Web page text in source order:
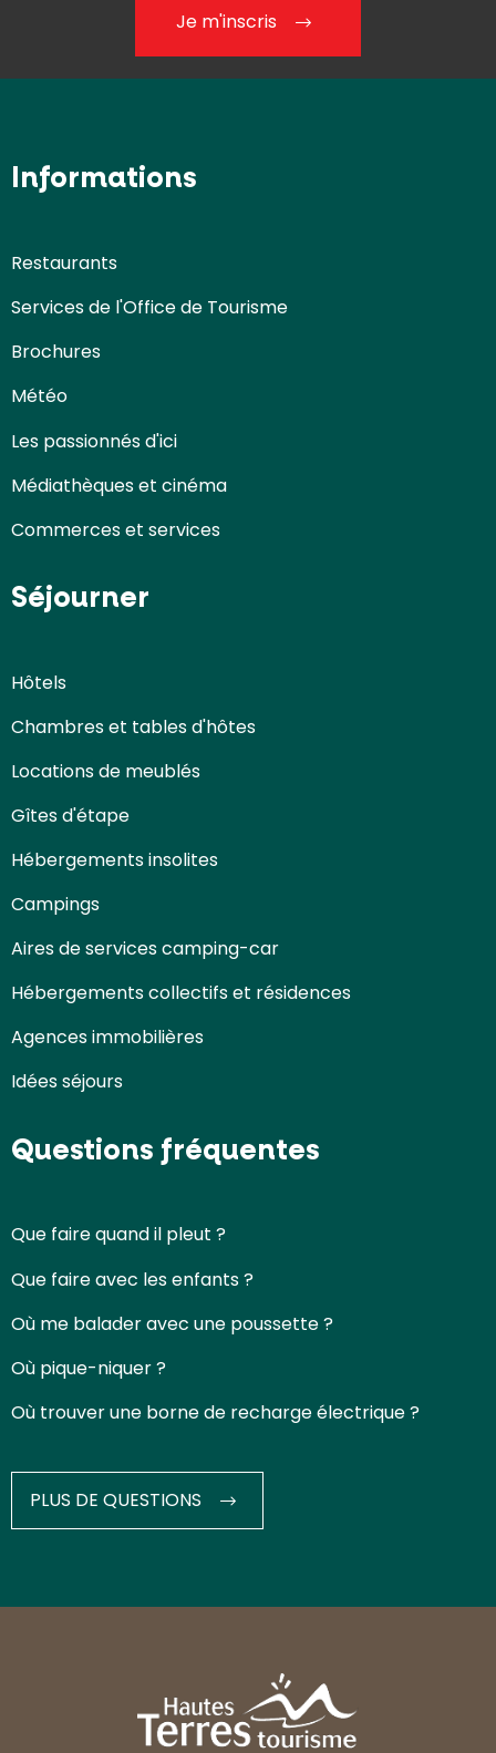
Je m'inscris
Informations
Restaurants
Services de l'Office de Tourisme
Brochures
Météo
Les passionnés d'ici
Médiathèques et cinéma
Commerces et services
Séjourner
Hôtels
Chambres et tables d'hôtes
Locations de meublés
Gîtes d'étape
Hébergements insolites
Campings
Aires de services camping-car
Hébergements collectifs et résidences
Agences immobilières
Idées séjours
Questions fréquentes
Que faire quand il pleut ?
Que faire avec les enfants ?
Où me balader avec une poussette ?
Où pique-niquer ?
Où trouver une borne de recharge électrique ?
PLUS DE QUESTIONS